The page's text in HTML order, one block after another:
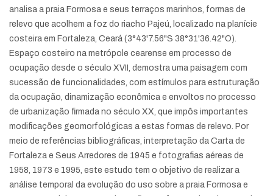
analisa a praia Formosa e seus terraços marinhos, formas de
relevo que acolhem a foz do riacho Pajeú, localizado na planície
costeira em Fortaleza, Ceará (3°43'7.56"S 38°31'36.42"O).
Espaço costeiro na metrópole cearense em processo de
ocupação desde o século XVII, demostra uma paisagem com
sucessão de funcionalidades, com estímulos para estruturação
da ocupação, dinamização econômica e envoltos no processo
de urbanização firmada no século XX, que impôs importantes
modificações geomorfológicas a estas formas de relevo. Por
meio de referências bibliográficas, interpretação da Carta de
Fortaleza e Seus Arredores de 1945 e fotografias aéreas de
1958, 1973 e 1995, este estudo tem o objetivo de realizar a
análise temporal da evolução do uso sobre a praia Formosa e